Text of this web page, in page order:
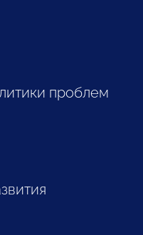
проблем